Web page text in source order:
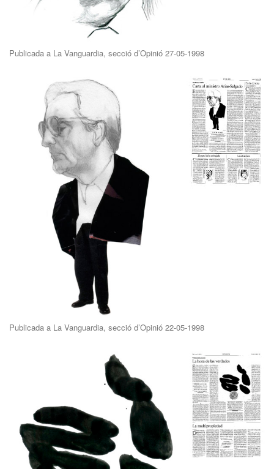
Publicada a La Vanguardia, secció d’Opinió 27-05-1998
Publicada a La Vanguardia, secció d’Opinió 22-05-1998